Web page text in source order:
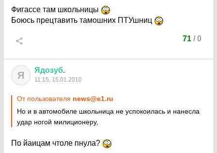
Фигассе там школьницы
Боюсь прецтавить тамошних ПТУшниц
71 / 0
Я Ядозуб.
11:15, 15.01.2010
От пользователя news@e1.ru
Но и в автомобиле школьница не успокоилась и нанесла
удар ногой милиционеру,
По йаицам чтоле пнула?